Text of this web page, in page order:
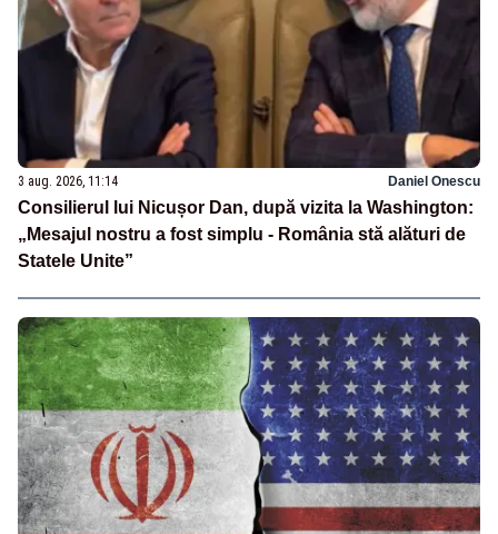
3 aug. 2026, 11:14 Daniel Onescu
Consilierul lui Nicușor Dan, după vizita la Washington:
„Mesajul nostru a fost simplu - România stă alături de
Statele Unite”